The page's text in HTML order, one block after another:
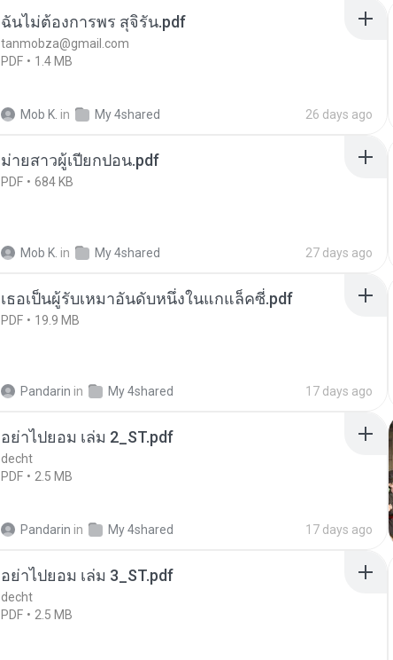
ฉันไม่ต้องการพร สุจิรัน.pdf
tanmobza@gmail.com
PDF
1.4 MB
Mob K. in My 4shared 26 days ago
ม่ายสาวผู้เปียกปอน.pdf
PDF 684 KB
Mob K. in My 4shared 27 days ago
เธอเป็นผู้รับเหมาอันดับหนึ่งในแกแล็คซี่.pdf
PDF 19.9 MB
Pandarin in My 4shared 17 days ago
อย่าไปยอม เล่ม 2_ST.pdf
decht
PDF
2.5 MB
Pandarin in My 4shared 17 days ago
อย่าไปยอม เล่ม 3_ST.pdf
decht
PDF
2.5 MB